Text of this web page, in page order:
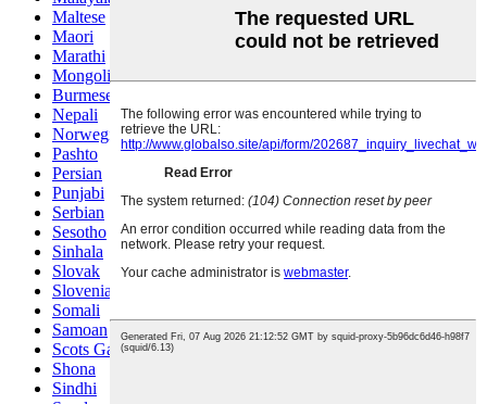
Maltese
Maori
Marathi
Mongolian
Burmese
Nepali
Norwegian
Pashto
Persian
Punjabi
Serbian
Sesotho
Sinhala
Slovak
Slovenian
Somali
Samoan
Scots Gaelic
Shona
Sindhi